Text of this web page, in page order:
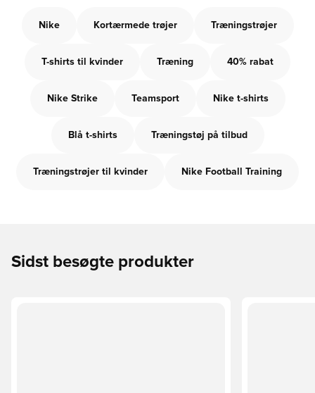
Nike Kortærmede trøjer Træningstrøjer
T-shirts til kvinder Træning 40% rabat
Nike Strike Teamsport Nike t-shirts
Blå t-shirts Træningstøj på tilbud
Træningstrøjer til kvinder Nike Football Training
Sidst besøgte produkter